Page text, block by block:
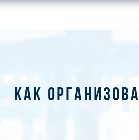
Как